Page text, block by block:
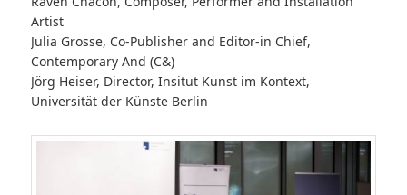
Artist
Julia Grosse, Co-Publisher and Editor-in Chief,
Contemporary And (C&)
Jörg Heiser, Director, Insitut Kunst im Kontext,
Universität der Künste Berlin